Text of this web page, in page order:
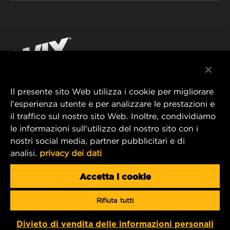
CONTATTACI
IMPRESSUM
YouTube
MANN+HUMMEL FT Poland
ul. Wrocławska 145,
63-800 GOSTYŃ, POLAND
Tel. +48 65 572 89 00
E-mail:info@mann-hummel.com
MANN+HUMMEL GROUP
Copyright 2025 MANN+HUMMEL. All rights reserved.
Il presente sito Web utilizza i cookie per migliorare
l'esperienza utente e per analizzare le prestazioni e
il traffico sul nostro sito Web. Inoltre, condividiamo
le informazioni sull'utilizzo del nostro sito con i
nostri social media, partner pubblicitari e di
analisi. privacy dei dati
Accetta i cookie
Rifiuta tutti
Divieto di vendita delle informazioni personali